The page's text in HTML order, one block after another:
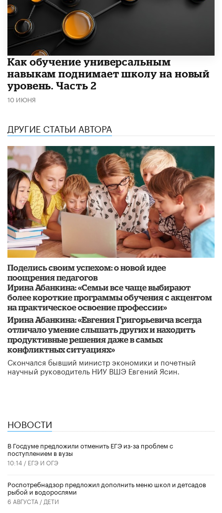
​Как обучение универсальным
навыкам поднимает школу на новый
уровень. Часть 2
10 ИЮНЯ
ДРУГИЕ СТАТЬИ АВТОРА
Поделись своим успехом: о новой идее
поощрения педагогов
Ирина Абанкина: «Семьи все чаще выбирают
более короткие программы обучения с акцентом
на практическое освоение профессии»
Ирина Абанкина: «Евгения Григорьевича всегда
отличало умение слышать других и находить
продуктивные решения даже в самых
конфликтных ситуациях»
Скончался бывший министр экономики и почетный
научный руководитель НИУ ВШЭ Евгений Ясин.
НОВОСТИ
В Госдуме предложили отменить ЕГЭ из-за проблем с
поступлением в вузы
10:14 / ЕГЭ И ОГЭ
Роспотребнадзор предложил дополнить меню школ и детсадов
рыбой и водорослями
6 АВГУСТА / ДЕТИ